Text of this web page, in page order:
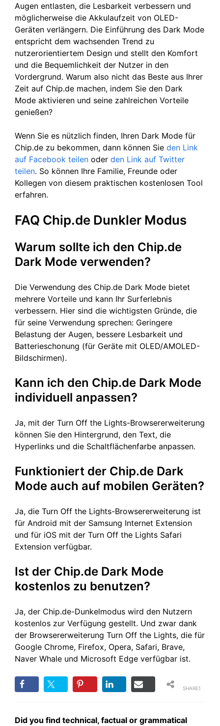
Augen entlasten, die Lesbarkeit verbessern und
möglicherweise die Akkulaufzeit von OLED-
Geräten verlängern. Die Einführung des Dark Mode
entspricht dem wachsenden Trend zu
nutzerorientiertem Design und stellt den Komfort
und die Bequemlichkeit der Nutzer in den
Vordergrund. Warum also nicht das Beste aus Ihrer
Zeit auf Chip.de machen, indem Sie den Dark
Mode aktivieren und seine zahlreichen Vorteile
genießen?
Wenn Sie es nützlich finden, Ihren Dark Mode für
Chip.de zu bekommen, dann können Sie den Link
auf Facebook teilen oder den Link auf Twitter
teilen. So können Ihre Familie, Freunde oder
Kollegen von diesem praktischen kostenlosen Tool
erfahren.
FAQ Chip.de Dunkler Modus
Warum sollte ich den Chip.de
Dark Mode verwenden?
Die Verwendung des Chip.de Dark Mode bietet
mehrere Vorteile und kann Ihr Surferlebnis
verbessern. Hier sind die wichtigsten Gründe, die
für seine Verwendung sprechen: Geringere
Belastung der Augen, bessere Lesbarkeit und
Batterieschonung (für Geräte mit OLED/AMOLED-
Bildschirmen).
Kann ich den Chip.de Dark Mode
individuell anpassen?
Ja, mit der Turn Off the Lights-Browsererweiterung
können Sie den Hintergrund, den Text, die
Hyperlinks und die Schaltflächenfarbe anpassen.
Funktioniert der Chip.de Dark
Mode auch auf mobilen Geräten?
Ja, die Turn Off the Lights-Browsererweiterung ist
für Android mit der Samsung Internet Extension
und für iOS mit der Turn Off the Lights Safari
Extension verfügbar.
Ist der Chip.de Dark Mode
kostenlos zu benutzen?
Ja, der Chip.de-Dunkelmodus wird den Nutzern
kostenlos zur Verfügung gestellt. Und zwar dank
der Browsererweiterung Turn Off the Lights, die für
Google Chrome, Firefox, Opera, Safari, Brave,
Naver Whale und Microsoft Edge verfügbar ist.
SHARES
Did you find technical, factual or grammatical